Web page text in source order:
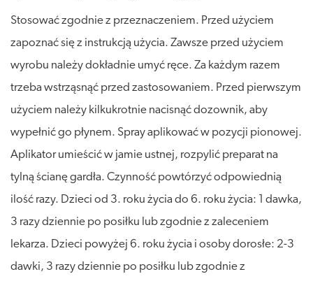
Stosować zgodnie z przeznaczeniem. Przed użyciem
zapoznać się z instrukcją użycia. Zawsze przed użyciem
wyrobu należy dokładnie umyć ręce. Za każdym razem
trzeba wstrząsnąć przed zastosowaniem. Przed pierwszym
użyciem należy kilkukrotnie nacisnąć dozownik, aby
wypełnić go płynem. Spray aplikować w pozycji pionowej.
Aplikator umieścić w jamie ustnej, rozpylić preparat na
tylną ścianę gardła. Czynność powtórzyć odpowiednią
ilość razy. Dzieci od 3. roku życia do 6. roku życia: 1 dawka,
3 razy dziennie po posiłku lub zgodnie z zaleceniem
lekarza. Dzieci powyżej 6. roku życia i osoby dorosłe: 2-3
dawki, 3 razy dziennie po posiłku lub zgodnie z